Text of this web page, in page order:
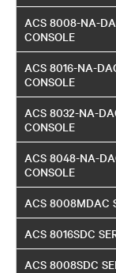
ACS 8008-NA-
CONSOLE
ACS 8016-NA-
CONSOLE
ACS 8032-NA-
CONSOLE
ACS 8048-NA-
CONSOLE
ACS 8008MDAC
ACS 8016SDC
ACS 8008SDC